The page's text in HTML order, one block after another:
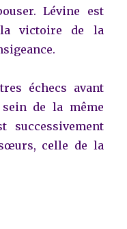
Lévine est
victoire de la
échecs avant
de la même
successivement
celle de la